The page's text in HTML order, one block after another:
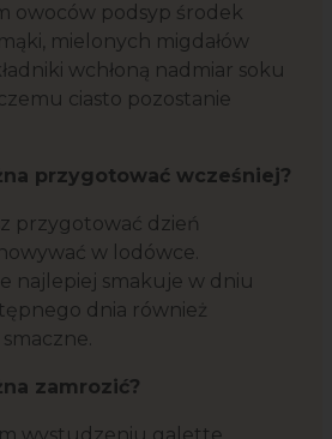
owoców podsyp środek
mielonych migdałów
wchłoną nadmiar soku
ciasto pozostanie
przygotować wcześniej?
przygotować dzień
w lodówce.
najlepiej smakuje w dniu
dnia również
zamrozić?